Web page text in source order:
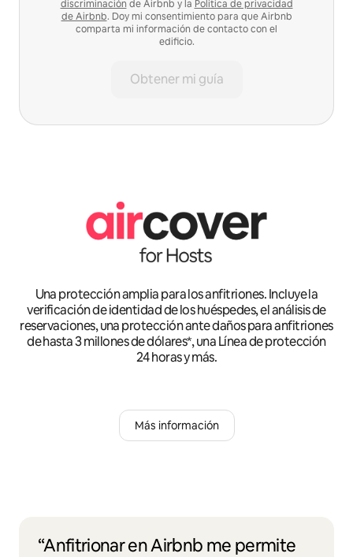
discriminación de Airbnb y la Política de privacidad
de Airbnb. Doy mi consentimiento para que Airbnb
comparta mi información de contacto con el
edificio.
Obtener mi guía
Una protección amplia para los anfitriones. Incluye la
verificación de identidad de los huéspedes, el análisis de
reservaciones, una protección ante daños para anfitriones
de hasta 3 millones de dólares*, una Línea de protección
24 horas y más.
Más información
“Anfitrionar en Airbnb me permite